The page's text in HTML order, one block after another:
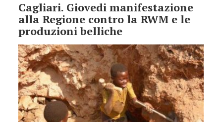
Cagliari. Giovedi manifestazione
alla Regione contro la RWM e le
produzioni belliche